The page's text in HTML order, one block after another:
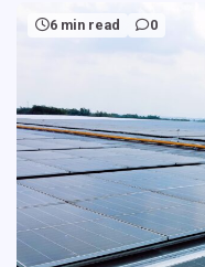
6 min read 0